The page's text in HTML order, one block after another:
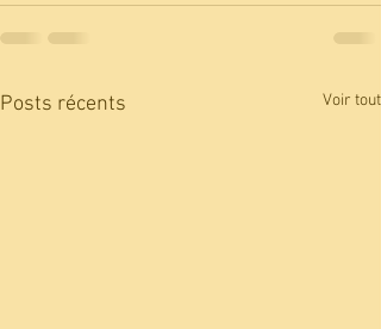
Posts récents Voir tout